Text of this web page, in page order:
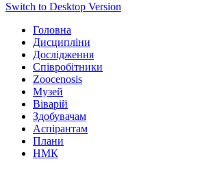
Switch to Desktop Version
Головна
Дисципліни
Дослідження
Співробітники
Zoocenosis
Музей
Віварій
Здобувачам
Аспірантам
Плани
НМК